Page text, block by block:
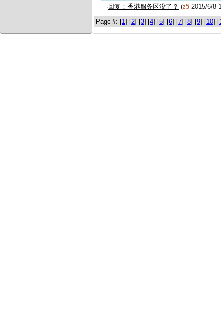
· 回复：香港服务区没了？ (z5 2015/6/8
Page #: [1] [2] [3] [4] [5] [6] [7] [8] [9] [10] [